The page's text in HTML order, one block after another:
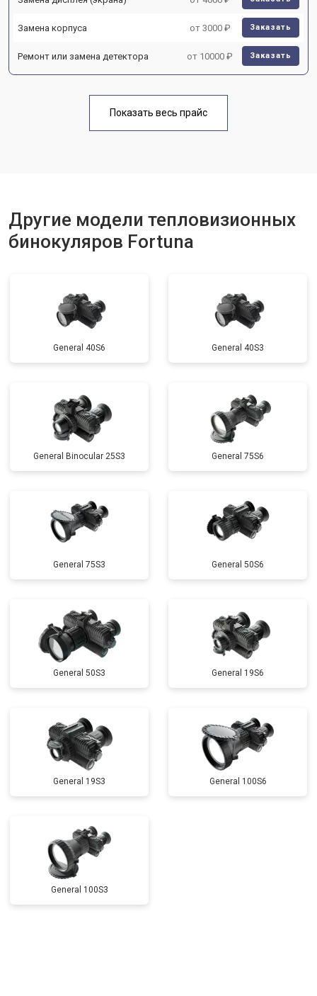
Замена корпуса от 3000 ₽ Заказать
Ремонт или замена детектора от 10000 ₽ Заказать
Показать весь прайс
Другие модели тепловизионных
бинокуляров Fortuna
General 40S6 General 40S3
General Binocular 25S3 General 75S6
General 75S3 General 50S6
General 50S3 General 19S6
General 19S3 General 100S6
General 100S3